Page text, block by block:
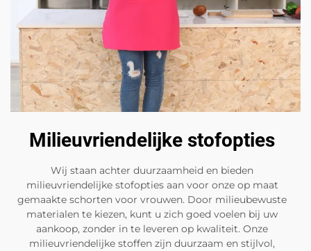
Milieuvriendelijke stofopties
Wij staan achter duurzaamheid en bieden
milieuvriendelijke stofopties aan voor onze op maat
gemaakte schorten voor vrouwen. Door milieubewuste
materialen te kiezen, kunt u zich goed voelen bij uw
aankoop, zonder in te leveren op kwaliteit. Onze
milieuvriendelijke stoffen zijn duurzaam en stijlvol,